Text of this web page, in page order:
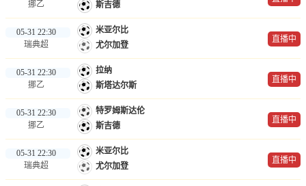
挪乙 斯吉德
05-31 22:30
瑞典超
米亚尔比
尤尔加登
直播中
05-31 22:30
挪乙
拉纳
斯塔达尔斯
直播中
05-31 22:30
挪乙
特罗姆斯达伦
斯吉德
直播中
05-31 22:30
瑞典超
米亚尔比
尤尔加登
直播中